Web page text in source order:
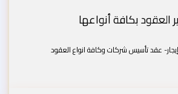
العقود بكافة أنواعها
عقد تأسيس شركات وكافة انواع العقود